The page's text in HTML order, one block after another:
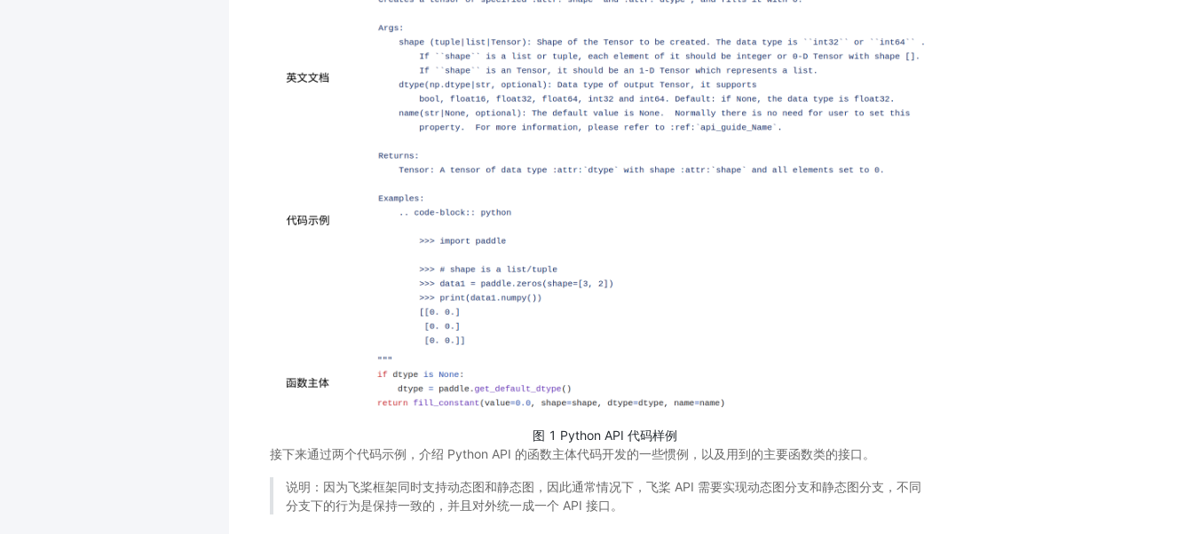
图 1 Python API 代码样例
接下来通过两个代码示例，介绍 Python API 的函数主体代码开发的一些惯例，以及用到的主要函数类的接口。
说明：因为飞桨框架同时支持动态图和静态图，因此通常情况下，飞桨 API 需要实现动态图分支和静态图分支，不同
分支下的行为是保持一致的，并且对外统一成一个 API 接口。